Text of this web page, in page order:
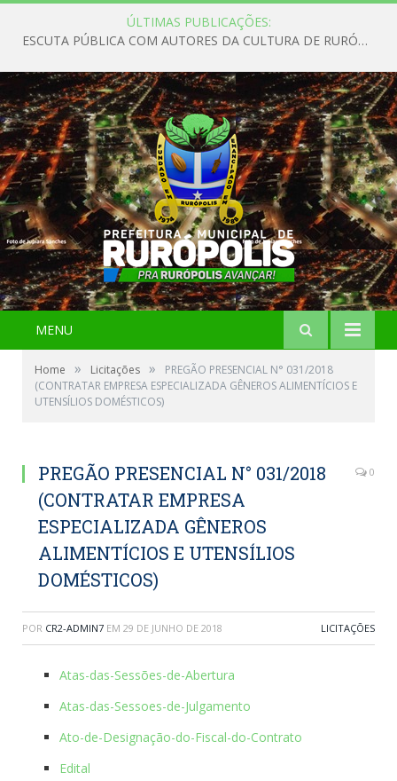
ÚLTIMAS PUBLICAÇÕES:
ESCUTA PÚBLICA COM AUTORES DA CULTURA DE RURÓPOLIS
MENU
Home » Licitações »
PREGÃO PRESENCIAL N° 031/2018
(CONTRATAR EMPRESA ESPECIALIZADA GÊNEROS ALIMENTÍCIOS E
UTENSÍLIOS DOMÉSTICOS)
PREGÃO PRESENCIAL N° 031/2018
(CONTRATAR EMPRESA
ESPECIALIZADA GÊNEROS
ALIMENTÍCIOS E UTENSÍLIOS
DOMÉSTICOS)
0
POR CR2-ADMIN7 EM 29 DE JUNHO DE 2018 LICITAÇÕES
Atas-das-Sessões-de-Abertura
Atas-das-Sessoes-de-Julgamento
Ato-de-Designação-do-Fiscal-do-Contrato
Edital